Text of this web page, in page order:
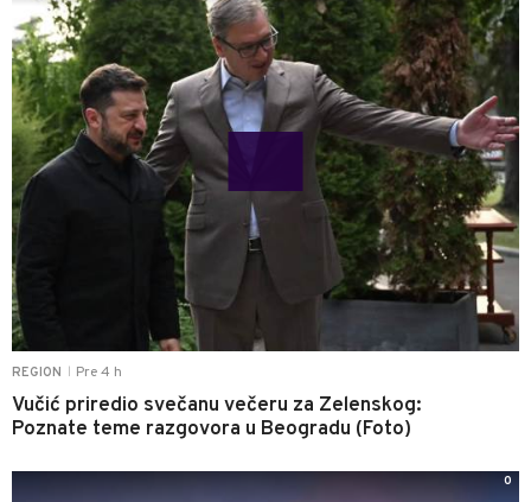
REGION Pre 4 h
Vučić priredio svečanu večeru za Zelenskog:
Poznate teme razgovora u Beogradu (Foto)
0